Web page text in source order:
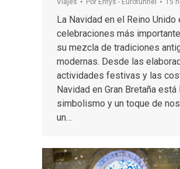
Viajes Por Enfys - Eurotunnel 15
La Navidad en el Reino Unido
celebraciones más
su mezcla de tradiciones
modernas. Desde las
actividades festivas y las
Navidad en Gran Bretaña
simbolismo y un toque de
un…